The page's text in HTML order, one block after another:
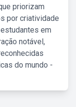
priorizam
por criatividade
em
notável,
do mundo -